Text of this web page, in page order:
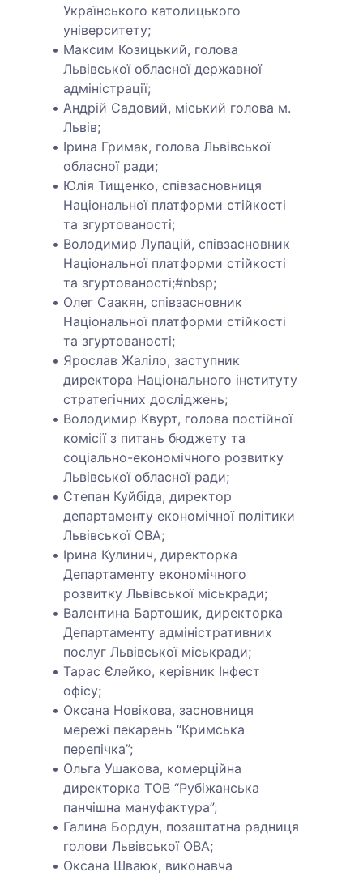
Українського католицького
університету;
Максим Козицький, голова
Львівської обласної державної
адміністрації;
Андрій Садовий, міський голова м.
Львів;
Ірина Гримак, голова Львівської
обласної ради;
Юлія Тищенко, співзасновниця
Національної платформи стійкості
та згуртованості;
Володимир Лупацій, співзасновник
Національної платформи стійкості
та згуртованості;#nbsp;
Олег Саакян, співзасновник
Національної платформи стійкості
та згуртованості;
Ярослав Жаліло, заступник
директора Національного інституту
стратегічних досліджень;
Володимир Квурт, голова постійної
комісії з питань бюджету та
соціально-економічного розвитку
Львівської обласної ради;
Степан Куйбіда, директор
департаменту економічної політики
Львівської ОВА;
Ірина Кулинич, директорка
Департаменту економічного
розвитку Львівської міськради;
Валентина Бартошик, директорка
Департаменту адміністративних
послуг Львівської міськради;
Тарас Єлейко, керівник Інфест
офісу;
Оксана Новікова, засновниця
мережі пекарень “Кримська
перепічка”;
Ольга Ушакова, комерційна
директорка ТОВ “Рубіжанська
панчішна мануфактура”;
Галина Бордун, позаштатна радниця
голови Львівської ОВА;
Оксана Шваюк, виконавча